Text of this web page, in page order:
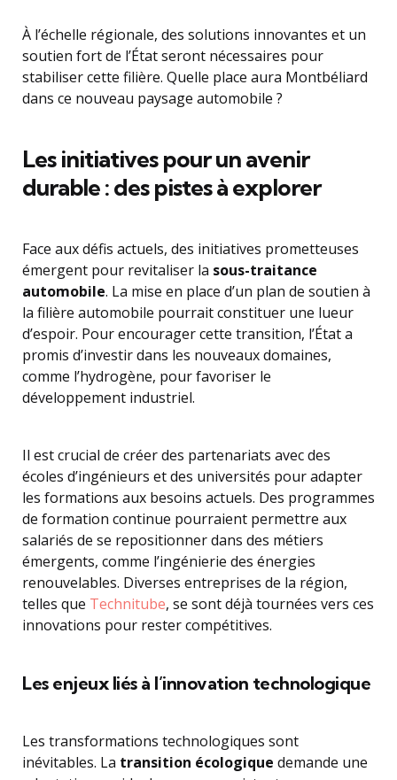
À l’échelle régionale, des solutions innovantes et un
soutien fort de l’État seront nécessaires pour
stabiliser cette filière. Quelle place aura Montbéliard
dans ce nouveau paysage automobile ?
Les initiatives pour un avenir
durable : des pistes à explorer
Face aux défis actuels, des initiatives prometteuses
émergent pour revitaliser la sous-traitance
automobile. La mise en place d’un plan de soutien à
la filière automobile pourrait constituer une lueur
d’espoir. Pour encourager cette transition, l’État a
promis d’investir dans les nouveaux domaines,
comme l’hydrogène, pour favoriser le
développement industriel.
Il est crucial de créer des partenariats avec des
écoles d’ingénieurs et des universités pour adapter
les formations aux besoins actuels. Des programmes
de formation continue pourraient permettre aux
salariés de se repositionner dans des métiers
émergents, comme l’ingénierie des énergies
renouvelables. Diverses entreprises de la région,
telles que Technitube, se sont déjà tournées vers ces
innovations pour rester compétitives.
Les enjeux liés à l’innovation technologique
Les transformations technologiques sont
inévitables. La transition écologique demande une